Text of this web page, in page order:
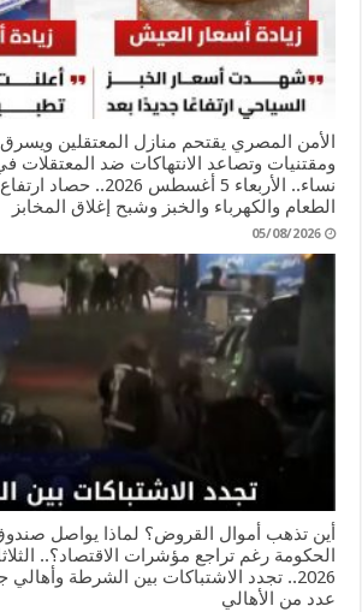
الأمن المصري يقتحم منازل المعتقلين ويسرق
ومقتنيات وتصاعد الانتهاكات ضد المعتقلات
نساء.. الأربعاء 5 أغسطس
الطعام والكهرباء والخبز وشبح إغلاق المخابز
05/08/2026
أين تذهب أموال القروض؟ لماذا يواصل
2026.. تجدد الاشتباكات بين الشرطة
عدد من الأهالي